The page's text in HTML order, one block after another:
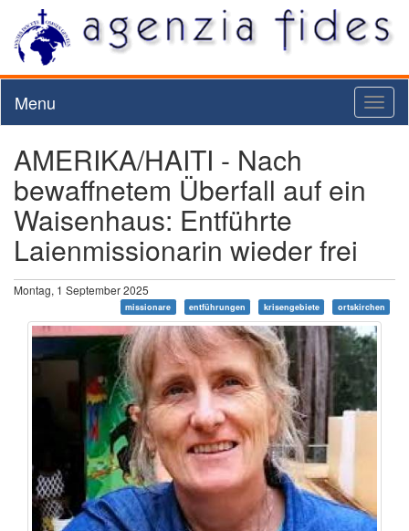
Menu
AMERIKA/HAITI - Nach
bewaffnetem Überfall auf ein
Waisenhaus: Entführte
Laienmissionarin wieder frei
Montag, 1 September 2025
missionare entführungen krisengebiete ortskirchen